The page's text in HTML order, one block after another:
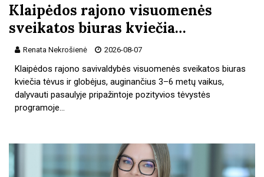
Klaipėdos rajono visuomenės
sveikatos biuras kviečia…
Renata Nekrošienė 2026-08-07
Klaipėdos rajono savivaldybės visuomenės sveikatos biuras
kviečia tėvus ir globėjus, auginančius 3–6 metų vaikus,
dalyvauti pasaulyje pripažintoje pozityvios tėvystės
programoje…